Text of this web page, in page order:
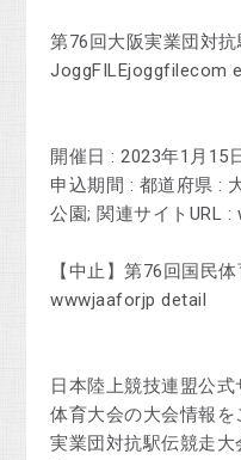
第76回大阪実業団対
JoggFILEjoggfilecom
開催日 : 2023年1月15
申込期間 : 都道府県 :
公園; 関連サイトURL
【中止】第76回国民
wwwjaaforjp detail
日本陸上競技連盟公
体育大会の大会情報
実業団対抗駅伝競走